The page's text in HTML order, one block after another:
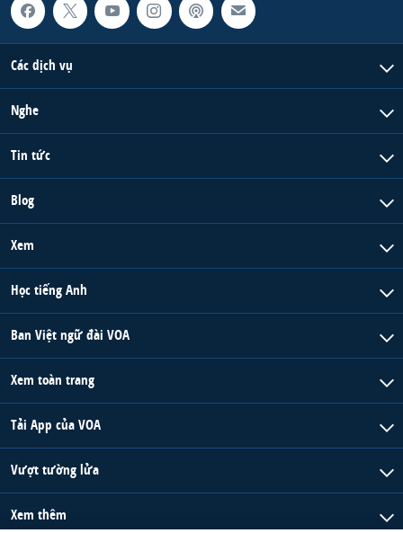
Các dịch vụ
Nghe
Tin tức
Blog
Xem
Học tiếng Anh
Ban Việt ngữ đài VOA
Xem toàn trang
Tải App của VOA
Vượt tường lửa
Xem thêm